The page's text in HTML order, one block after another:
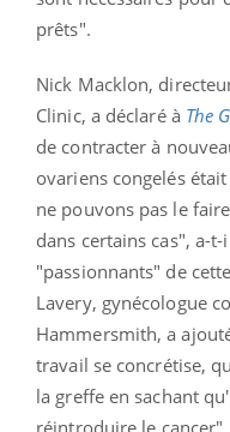
prêts".
Nick Macklon,
Clinic, a déclaré à The
de contracter à
ovariens congelés
ne pouvons pas le
dans certains cas", a-
"passionnants" de
Lavery, gynécologue
Hammersmith, a
travail se concrétise,
la greffe en sachant